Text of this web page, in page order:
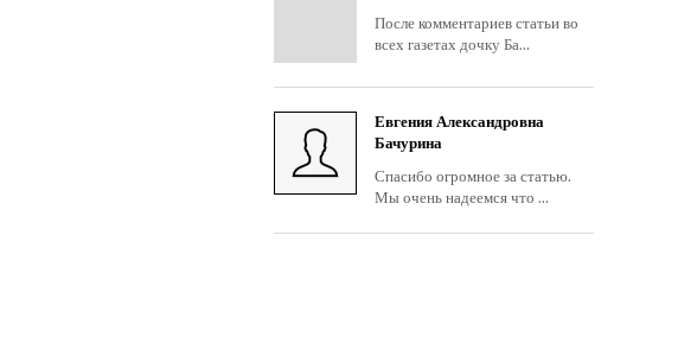
После комментариев статьи во
всех газетах дочку Ба...
Евгения Александровна
Бачурина
Спасибо огромное за статью.
Мы очень надеемся что ...